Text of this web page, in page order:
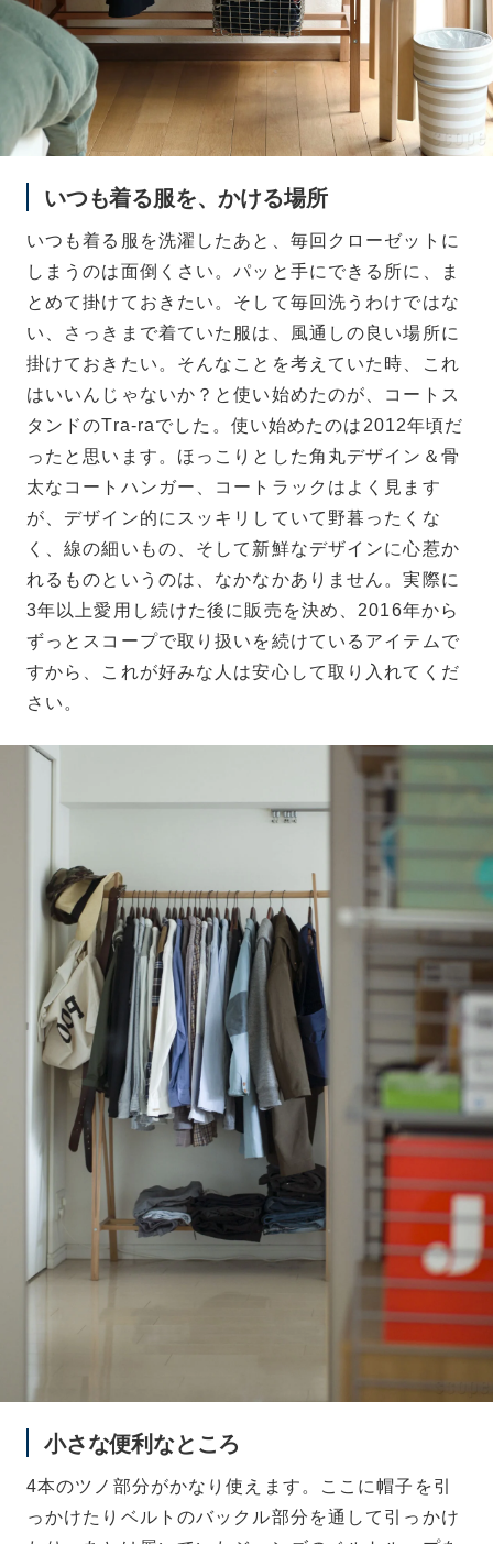
いつも着る服を、かける場所
いつも着る服を洗濯したあと、毎回クローゼットに
しまうのは面倒くさい。パッと手にできる所に、ま
とめて掛けておきたい。そして毎回洗うわけではな
い、さっきまで着ていた服は、風通しの良い場所に
掛けておきたい。そんなことを考えていた時、これ
はいいんじゃないか？と使い始めたのが、コートス
タンドのTra-raでした。使い始めたのは2012年頃だ
ったと思います。ほっこりとした角丸デザイン＆骨
太なコートハンガー、コートラックはよく見ます
が、デザイン的にスッキリしていて野暮ったくな
く、線の細いもの、そして新鮮なデザインに心惹か
れるものというのは、なかなかありません。実際に
3年以上愛用し続けた後に販売を決め、2016年から
ずっとスコープで取り扱いを続けているアイテムで
すから、これが好みな人は安心して取り入れてくだ
さい。
小さな便利なところ
4本のツノ部分がかなり使えます。ここに帽子を引
っかけたりベルトのバックル部分を通して引っかけ